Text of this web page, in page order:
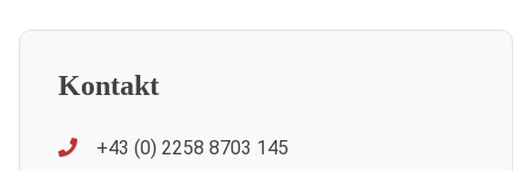
Kontakt
+43 (0) 2258 8703 145